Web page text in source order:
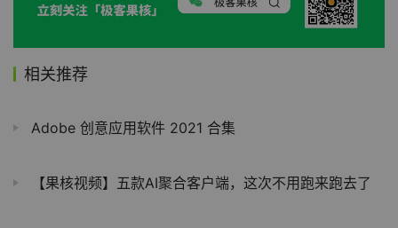
相关推荐
Adobe 创意应用软件 2021 合集
【果核视频】五款AI聚合客户端，这次不用跑来跑去了